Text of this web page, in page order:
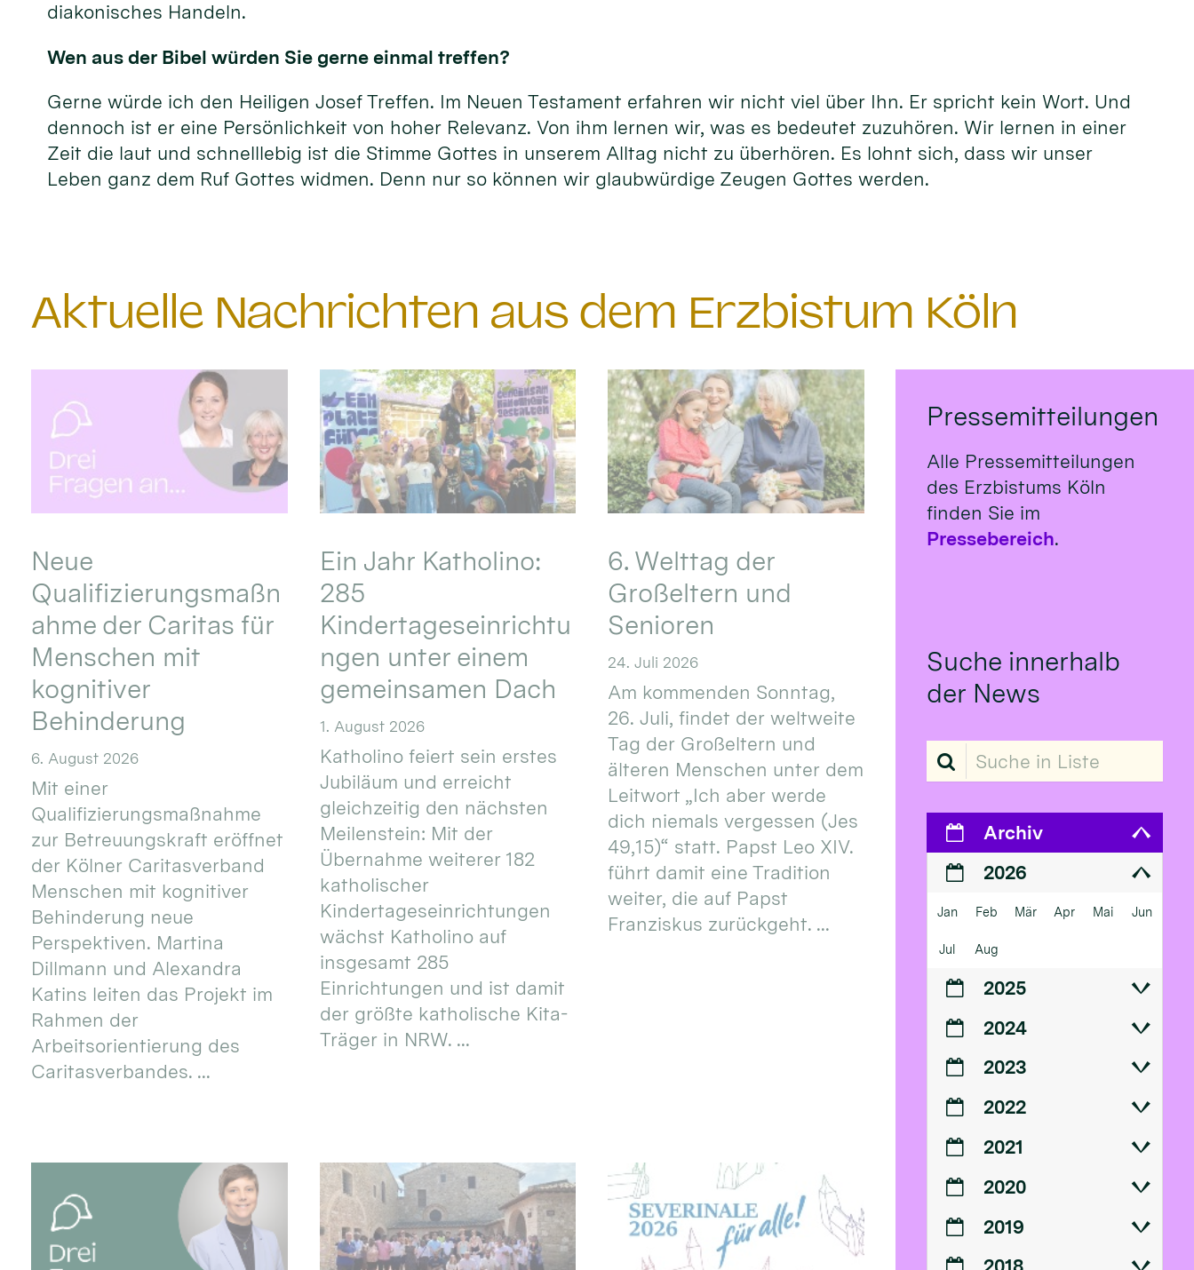
diakonisches Handeln.
Wen aus der Bibel würden Sie gerne einmal treffen?
Gerne würde ich den Heiligen Josef Treffen. Im Neuen Testament erfahren wir nicht viel über Ihn. Er spricht kein Wort. Und
dennoch ist er eine Persönlichkeit von hoher Relevanz. Von ihm lernen wir, was es bedeutet zuzuhören. Wir lernen in einer
Zeit die laut und schnelllebig ist die Stimme Gottes in unserem Alltag nicht zu überhören. Es lohnt sich, dass wir unser
Leben ganz dem Ruf Gottes widmen. Denn nur so können wir glaubwürdige Zeugen Gottes werden.
Aktuelle Nachrichten aus dem Erzbistum Köln
Neue
Qualifizierungsmaßn
ahme der Caritas für
Menschen mit
kognitiver
Behinderung
6. August 2026
Mit einer
Qualifizierungsmaßnahme
zur Betreuungskraft eröffnet
der Kölner Caritasverband
Menschen mit kognitiver
Behinderung neue
Perspektiven. Martina
Dillmann und Alexandra
Katins leiten das Projekt im
Rahmen der
Arbeitsorientierung des
Caritasverbandes. ...
Ein Jahr Katholino:
285
Kindertageseinrichtu
ngen unter einem
gemeinsamen Dach
1. August 2026
Katholino feiert sein erstes
Jubiläum und erreicht
gleichzeitig den nächsten
Meilenstein: Mit der
Übernahme weiterer 182
katholischer
Kindertageseinrichtungen
wächst Katholino auf
insgesamt 285
Einrichtungen und ist damit
der größte katholische Kita-
Träger in NRW. ...
6. Welttag der
Großeltern und
Senioren
24. Juli 2026
Am kommenden Sonntag,
26. Juli, findet der weltweite
Tag der Großeltern und
älteren Menschen unter dem
Leitwort „Ich aber werde
dich niemals vergessen (Jes
49,15)“ statt. Papst Leo XIV.
führt damit eine Tradition
weiter, die auf Papst
Franziskus zurückgeht. ...
Pressemitteilungen
Alle Pressemitteilungen
des Erzbistums Köln
finden Sie im
Pressebereich.
Suche innerhalb
der News
Suche in Liste
Archiv
2026
Jan Feb Mär Apr Mai Jun
Jul Aug
2025
2024
2023
2022
2021
2020
2019